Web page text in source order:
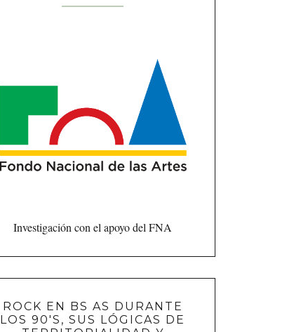
Investigación con el apoyo del FNA
ROCK EN BS AS DURANTE
LOS 90'S, SUS LÓGICAS DE